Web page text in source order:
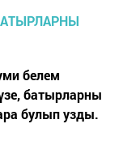
белем
батырларны
булып узды.